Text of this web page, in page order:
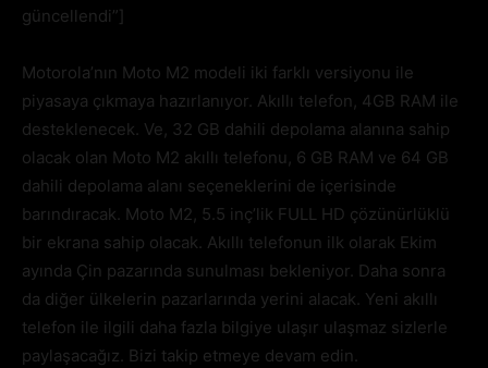
güncellendi”]
Motorola’nın Moto M2 modeli iki farklı versiyonu ile
piyasaya çıkmaya hazırlanıyor. Akıllı telefon, 4GB RAM ile
desteklenecek. Ve, 32 GB dahili depolama alanına sahip
olacak olan Moto M2 akıllı telefonu, 6 GB RAM ve 64 GB
dahili depolama alanı seçeneklerini de içerisinde
barındıracak. Moto M2, 5.5 inç’lik FULL HD çözünürlüklü
bir ekrana sahip olacak. Akıllı telefonun ilk olarak Ekim
ayında Çin pazarında sunulması bekleniyor. Daha sonra
da diğer ülkelerin pazarlarında yerini alacak. Yeni akıllı
telefon ile ilgili daha fazla bilgiye ulaşır ulaşmaz sizlerle
paylaşacağız. Bizi takip etmeye devam edin.